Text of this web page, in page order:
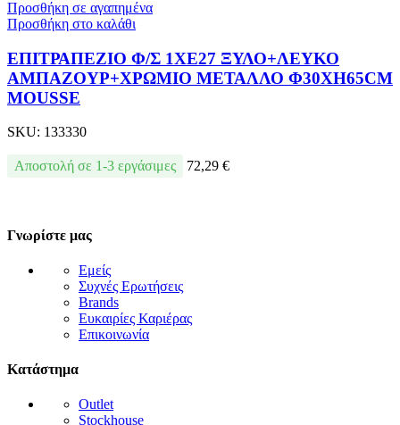
Προσθήκη σε αγαπημένα
Προσθήκη στο καλάθι
ΕΠΙΤΡΑΠΕΖΙΟ Φ/Σ 1ΧΕ27 ΞΥΛΟ+ΛΕΥΚΟ
ΑΜΠΑΖΟΥΡ+ΧΡΩΜΙΟ ΜΕΤΑΛΛΟ Φ30XH65CM
MOUSSE
SKU: 133330
Αποστολή σε 1-3 εργάσιμες 72,29 €
Γνωρίστε μας
Εμείς
Συχνές Ερωτήσεις
Brands
Ευκαιρίες Καριέρας
Επικοινωνία
Κατάστημα
Outlet
Stockhouse